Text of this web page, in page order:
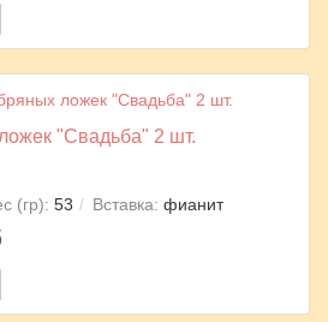
"Свадьба" 2 шт.
(гр): 53 Вставка: фианит